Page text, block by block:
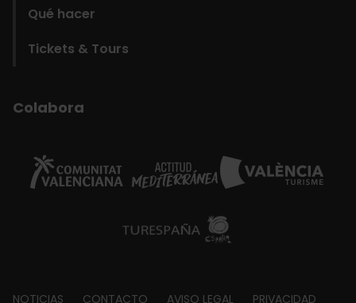
Qué hacer
Tickets & Tours
Colabora
NOTICIAS CONTACTO AVISO LEGAL PRIVACIDAD